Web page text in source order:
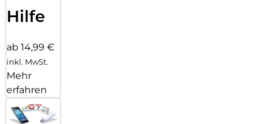
Hilfe
ab 14,99 €
inkl. MwSt.
Mehr
erfahren